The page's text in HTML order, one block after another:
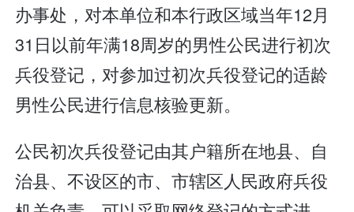
办事处，对本单位和本行政区域当年12月
31日以前年满18周岁的男性公民进行初次
兵役登记，对参加过初次兵役登记的适龄
男性公民进行信息核验更新。
公民初次兵役登记由其户籍所在地县、自
治县、不设区的市、市辖区人民政府兵役